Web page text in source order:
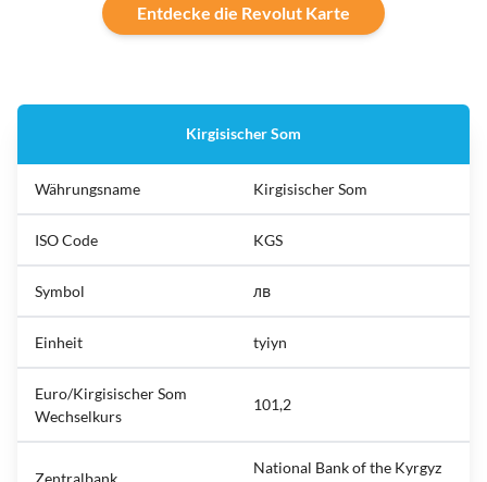
Entdecke die Revolut Karte
Kirgisischer Som
Währungsname Kirgisischer Som
ISO Code KGS
Symbol лв
Einheit tyiyn
Euro/Kirgisischer Som
Wechselkurs
101,2
Zentralbank
National Bank of the Kyrgyz